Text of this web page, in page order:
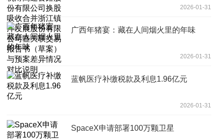
股份有限公司暨关联交易报告书（草案）
与预案差异情况对比说明
2026-01-31
广西年猪宴：藏在人间烟火里的年味
2026-01-31
蓝帆医疗补缴税款及利息1.96亿元
2026-01-31
SpaceX申请部署100万颗卫星